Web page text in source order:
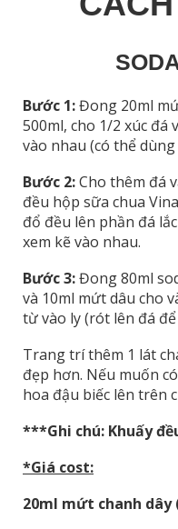
Bước 1:Đong 20ml
500ml, cho 1/2 xúc đá
vào nhau (có thể
Bước 2:Cho thêm đá
đều hộp sữa chua
đổ đều lên phần đá
xem kẽ vào nhau.
Bước 3:Đong 80ml
và 10ml mứt dâu cho
từ vào ly (rót lên đá
Trang trí thêm 1 lát
đẹp hơn. Nếu muốn
hoa đậu biếc lên trên
***Ghi chú: Khuấy
*Giá cost:
20ml mứt chanh dây